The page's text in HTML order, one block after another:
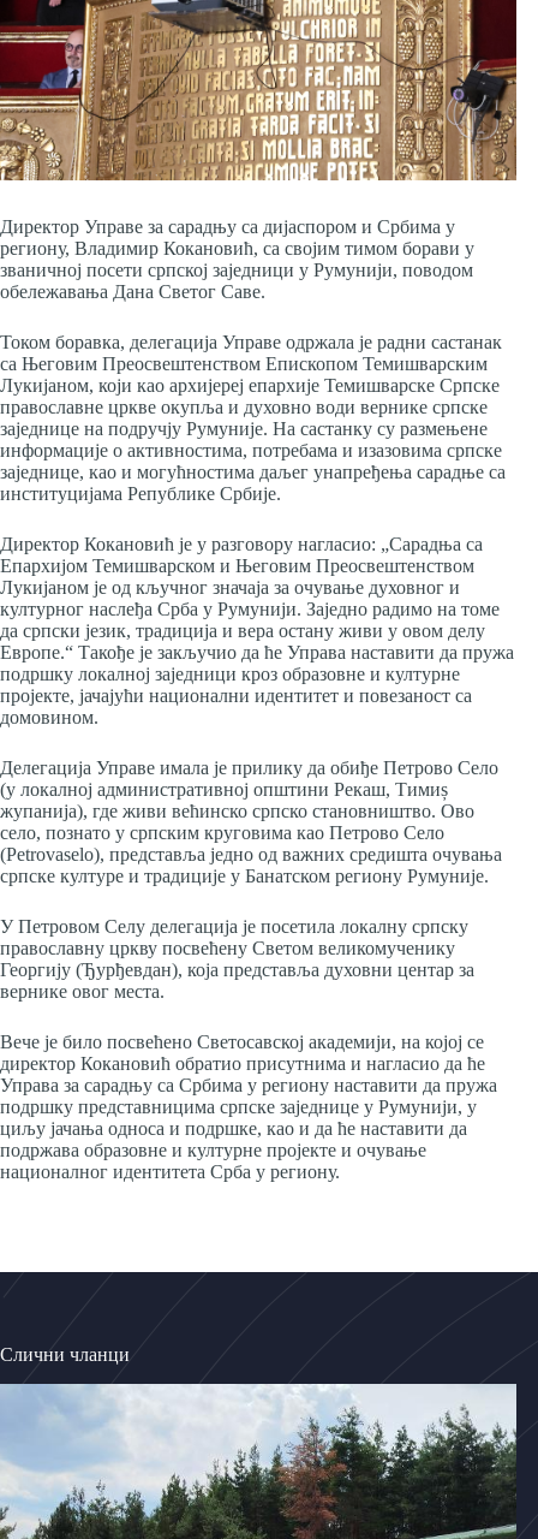
Директор Управе за сарадњу са дијаспором и Србима у
региону, Владимир Кокановић, са својим тимом борави у
званичној посети српској заједници у Румунији, поводом
обележавања Дана Светог Саве.
Током боравка, делегација Управе одржала је радни састанак
са Његовим Преосвештенством Епископом Темишварским
Лукијаном, који као архијереј епархије Темишварске Српске
православне цркве окупља и духовно води вернике српске
заједнице на подручју Румуније. На састанку су размењене
информације о активностима, потребама и изазовима српске
заједнице, као и могућностима даљег унапређења сарадње са
институцијама Републике Србије.
Директор Кокановић је у разговору нагласио: „Сарадња са
Епархијом Темишварском и Његовим Преосвештенством
Лукијаном је од кључног значаја за очување духовног и
културног наслеђа Срба у Румунији. Заједно радимо на томе
да српски језик, традиција и вера остану живи у овом делу
Европе.“ Такође је закључио да ће Управа наставити да пружа
подршку локалној заједници кроз образовне и културне
пројекте, јачајући национални идентитет и повезаност са
домовином.
Делегација Управе имала је прилику да обиђе Петрово Село
(у локалној административној општини Рекаш, Тимиș
жупанија), где живи већинско српско становништво. Ово
село, познато у српским круговима као Петрово Село
(Petrovaselo), представља једно од важних средишта очувања
српске културе и традиције у Банатском региону Румуније.
У Петровом Селу делегација је посетила локалну српску
православну цркву посвећену Светом великомученику
Георгију (Ђурђевдан), која представља духовни центар за
вернике овог места.
Вече је било посвећено Светосавској академији, на којој се
директор Кокановић обратио присутнима и нагласио да ће
Управа за сарадњу са Србима у региону наставити да пружа
подршку представницима српске заједнице у Румунији, у
циљу јачања односа и подршке, као и да ће наставити да
подржава образовне и културне пројекте и очување
националног идентитета Срба у региону.
Слични чланци